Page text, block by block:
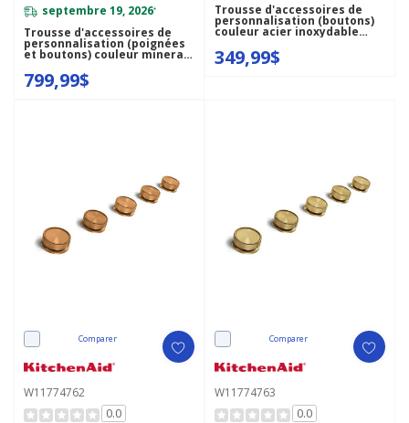
septembre 19, 2026*
Trousse d'accessoires de
personnalisation (poignées
et boutons) couleur minerai
noir pour cuisinière
bicombustible de style
commercial de 30 po
799,99$
Trousse d'accessoires de
personnalisation (boutons)
couleur acier inoxydable
pour table de cuisson au gaz
KitchenAid® W11774761
349,99$
Comparer
W11774762
0.0
Comparer
W11774763
0.0